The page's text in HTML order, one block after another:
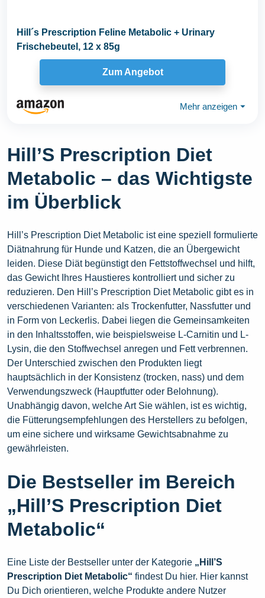
Hill´s Prescription Feline Metabolic + Urinary
Frischebeutel, 12 x 85g
Zum Angebot
Mehr anzeigen ⏷
Hill’S Prescription Diet
Metabolic – das Wichtigste
im Überblick
Hill’s Prescription Diet Metabolic ist eine speziell formulierte
Diätnahrung für Hunde und Katzen, die an Übergewicht
leiden. Diese Diät begünstigt den Fettstoffwechsel und hilft,
das Gewicht Ihres Haustieres kontrolliert und sicher zu
reduzieren. Den Hill’s Prescription Diet Metabolic gibt es in
verschiedenen Varianten: als Trockenfutter, Nassfutter und
in Form von Leckerlis. Dabei liegen die Gemeinsamkeiten
in den Inhaltsstoffen, wie beispielsweise L-Carnitin und L-
Lysin, die den Stoffwechsel anregen und Fett verbrennen.
Der Unterschied zwischen den Produkten liegt
hauptsächlich in der Konsistenz (trocken, nass) und dem
Verwendungszweck (Hauptfutter oder Belohnung).
Unabhängig davon, welche Art Sie wählen, ist es wichtig,
die Fütterungsempfehlungen des Herstellers zu befolgen,
um eine sichere und wirksame Gewichtsabnahme zu
gewährleisten.
Die Bestseller im Bereich
„Hill’S Prescription Diet
Metabolic“
Eine Liste der Bestseller unter der Kategorie „Hill’S
Prescription Diet Metabolic“ findest Du hier. Hier kannst
Du Dich orientieren, welche Produkte andere Nutzer